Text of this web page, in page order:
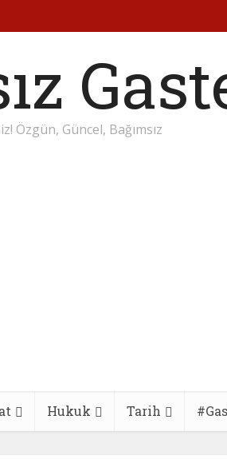
Özgün, Güncel, Bağımsız
Hukuk Tarih